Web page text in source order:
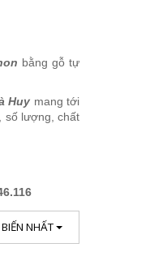
bằng gỗ tự
Huy mang tới
số lượng, chất
NHẤT